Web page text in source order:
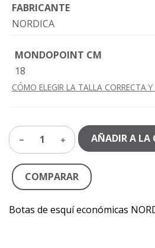
FABRICANTE
NORDICA
MONDOPOINT CM
18
CÓMO ELEGIR LA TALLA CORRECTA
1 AÑADIR A LA
COMPARAR
Botas de esquí económicas